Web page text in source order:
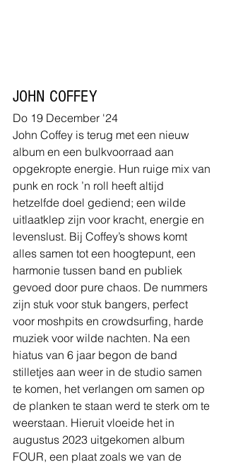
JOHN COFFEY
Do 19 December '24
John Coffey is terug met een nieuw
album en een bulkvoorraad aan
opgekropte energie. Hun ruige mix van
punk en rock ’n roll heeft altijd
hetzelfde doel gediend; een wilde
uitlaatklep zijn voor kracht, energie en
levenslust. Bij Coffey’s shows komt
alles samen tot een hoogtepunt, een
harmonie tussen band en publiek
gevoed door pure chaos. De nummers
zijn stuk voor stuk bangers, perfect
voor moshpits en crowdsurfing, harde
muziek voor wilde nachten. Na een
hiatus van 6 jaar begon de band
stilletjes aan weer in de studio samen
te komen, het verlangen om samen op
de planken te staan werd te sterk om te
weerstaan. Hieruit vloeide het in
augustus 2023 uitgekomen album
FOUR, een plaat zoals we van de